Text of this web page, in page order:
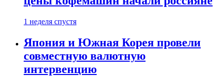
1 неделя спустя
Япония и Южная Корея провели
совместную валютную
интервенцию